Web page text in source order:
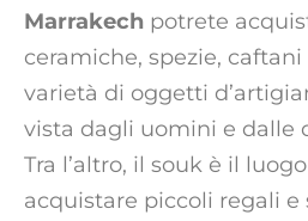
Marrakech potrete
ceramiche, spezie,
varietà di oggetti
vista dagli uomini e dalle
Tra l’altro, il souk è il
acquistare piccoli regali e